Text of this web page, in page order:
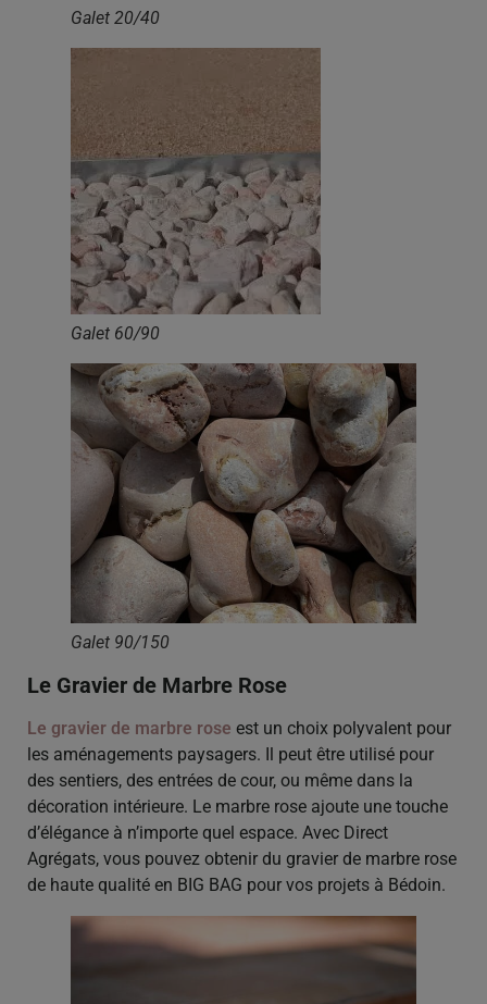
Galet 20/40
Galet 60/90
Galet 90/150
Le Gravier de Marbre Rose
Le gravier de marbre rose est un choix polyvalent pour
les aménagements paysagers. Il peut être utilisé pour
des sentiers, des entrées de cour, ou même dans la
décoration intérieure. Le marbre rose ajoute une touche
d’élégance à n’importe quel espace. Avec Direct
Agrégats, vous pouvez obtenir du gravier de marbre rose
de haute qualité en BIG BAG pour vos projets à Bédoin.